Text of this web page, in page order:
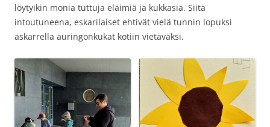
löytyikin monia tuttuja eläimiä ja kukkasia. Siitä
intoutuneena, eskarilaiset ehtivät vielä tunnin lopuksi
askarrella auringonkukat kotiin vietäväksi.